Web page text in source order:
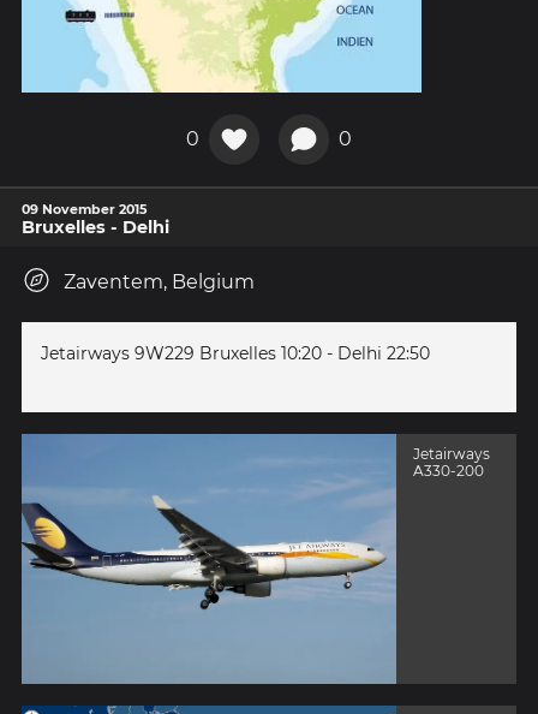
0 0
09 November 2015
Bruxelles - Delhi
Zaventem, Belgium
Jetairways 9W229 Bruxelles 10:20 - Delhi 22:50
Jetairways
A330-200